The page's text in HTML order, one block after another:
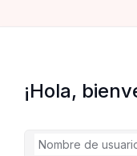
¡Hola,